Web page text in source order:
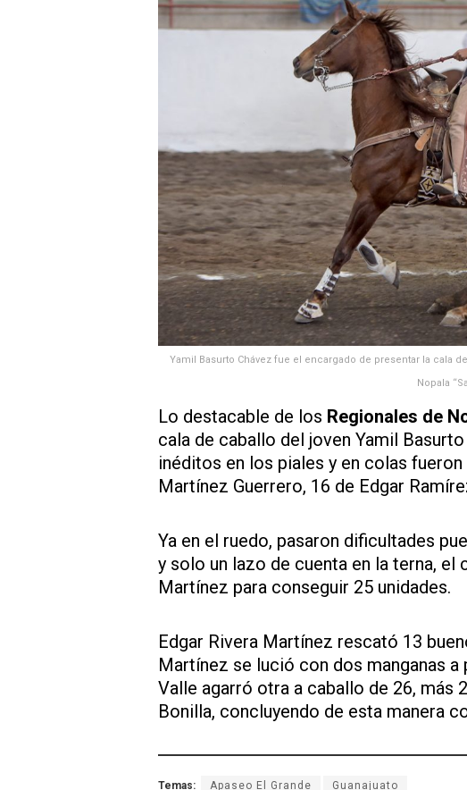
Yamil Basurto Chávez fue el encargado de presentar la cala
Nopala
Lo destacable de los Regionales de
cala de caballo del joven Yamil
inéditos en los piales y en colas
Martínez Guerrero, 16 de Edgar
Ya en el ruedo, pasaron dificultades
y solo un lazo de cuenta en la terna,
Martínez para conseguir 25 unidades.
Edgar Rivera Martínez rescató 13
Martínez se lució con dos manganas
Valle agarró otra a caballo de 26, más
Bonilla, concluyendo de esta manera
Temas: Apaseo El Grande Guanajuato